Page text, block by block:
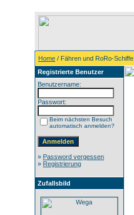
Home / Fähren und RoRo-Schiffe
Registrierte Benutzer
Benutzername:
Passwort:
Beim nächsten Besuch
automatisch anmelden?
» Password vergessen
» Registrierung
Zufallsbild